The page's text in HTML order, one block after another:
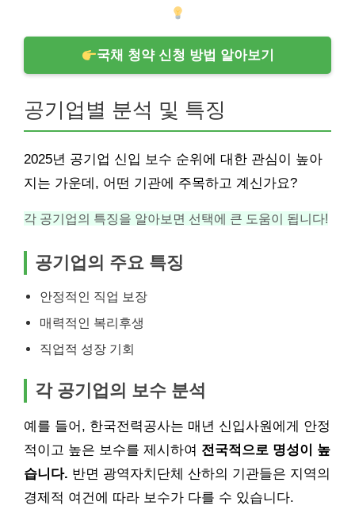
국채 청약 신청 방법 알아보기
공기업별 분석 및 특징
2025년 공기업 신입 보수 순위에 대한 관심이 높아
지는 가운데, 어떤 기관에 주목하고 계신가요?
각 공기업의 특징을 알아보면 선택에 큰 도움이 됩니다!
공기업의 주요 특징
안정적인 직업 보장
매력적인 복리후생
직업적 성장 기회
각 공기업의 보수 분석
예를 들어, 한국전력공사는 매년 신입사원에게 안정
적이고 높은 보수를 제시하여 전국적으로 명성이 높
습니다. 반면 광역자치단체 산하의 기관들은 지역의
경제적 여건에 따라 보수가 다를 수 있습니다.